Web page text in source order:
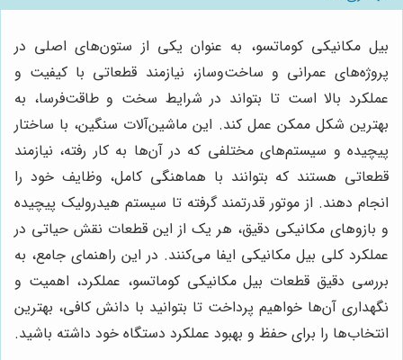
بیل مکانیکی کوماتسو، به عنوان یکی از ستون‌های اصلی در
پروژه‌های عمرانی و ساخت‌وساز، نیازمند قطعاتی با کیفیت و
عملکرد بالا است تا بتواند در شرایط سخت و طاقت‌فرسا، به
بهترین شکل ممکن عمل کند. این ماشین‌آلات سنگین، با ساختار
پیچیده و سیستم‌های مختلفی که در آن‌ها به کار رفته، نیازمند
قطعاتی هستند که بتوانند با هماهنگی کامل، وظایف خود را
انجام دهند. از موتور قدرتمند گرفته تا سیستم هیدرولیک پیچیده
و بازوهای مکانیکی دقیق، هر یک از این قطعات نقش حیاتی در
عملکرد کلی بیل مکانیکی ایفا می‌کنند. در این راهنمای جامع، به
بررسی دقیق قطعات بیل مکانیکی کوماتسو، عملکرد، اهمیت و
نگهداری آن‌ها خواهیم پرداخت تا بتوانید با دانش کافی، بهترین
انتخاب‌ها را برای حفظ و بهبود عملکرد دستگاه خود داشته باشید.